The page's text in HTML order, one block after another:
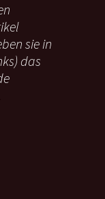
sie in
das